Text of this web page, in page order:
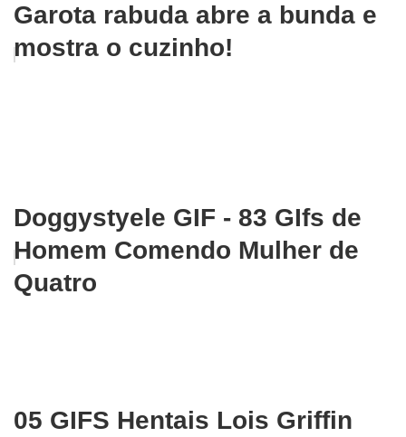
Garota rabuda abre a bunda e
mostra o cuzinho!
Doggystyele GIF - 83 GIfs de
Homem Comendo Mulher de
Quatro
05 GIFS Hentais Lois Griffin